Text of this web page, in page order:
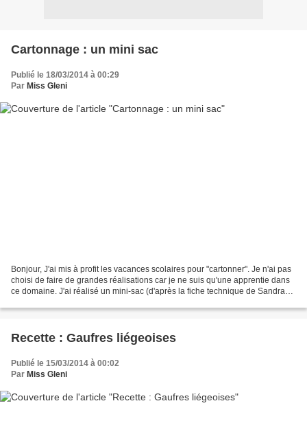
Cartonnage : un mini sac
Publié le 18/03/2014 à 00:29
Par Miss Gleni
Bonjour, J'ai mis à profit les vacances scolaires pour "cartonner". Je n'ai pas
choisi de faire de grandes réalisations car je ne suis qu'une apprentie dans
ce domaine. J'ai réalisé un mini-sac (d'après la fiche technique de Sandra
Recette : Gaufres liégeoises
Publié le 15/03/2014 à 00:02
Par Miss Gleni